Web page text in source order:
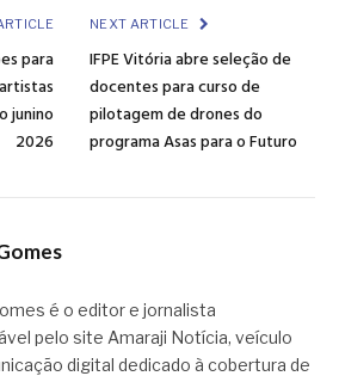
para
junino
2026
NEXT ARTICLE
IFPE Vitória abre seleção de
docentes para curso de
pilotagem de drones do
programa Asas para o Futuro
é o editor e jornalista
pelo site Amaraji Notícia, veículo
digital dedicado à cobertura de